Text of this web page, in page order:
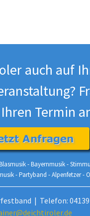
auch auf
Termin
- Bayernmusik -
- Partyband - Alpenfetzer -
| Telefon: